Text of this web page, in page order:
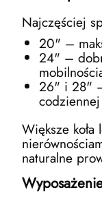
Najczęściej
20" –
24" –
26" i 28"
Większe
naturalne